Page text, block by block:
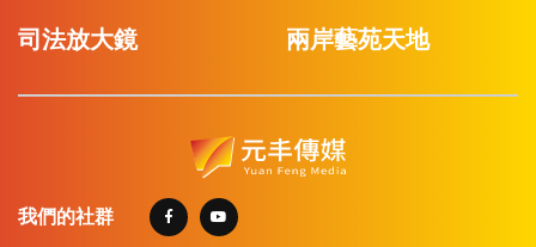
司法放大鏡 兩岸藝苑天地
我們的社群